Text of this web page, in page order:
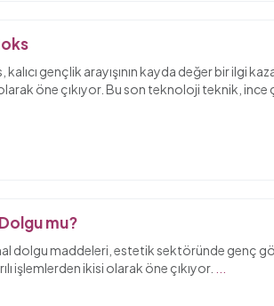
gençlik arayışının kayda değer bir ilgi
öne çıkıyor. Bu son teknoloji teknik, ince
mu?
dolgu maddeleri, estetik sektöründe genç
işlemlerden ikisi olarak öne çıkıyor.